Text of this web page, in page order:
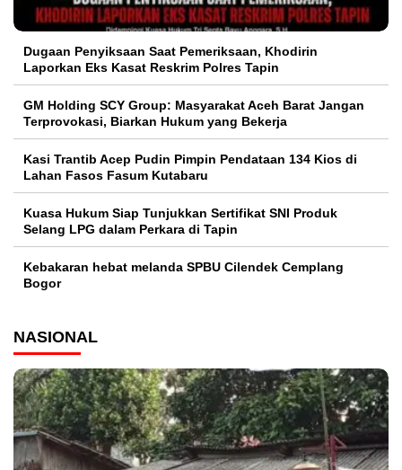
Dugaan Penyiksaan Saat Pemeriksaan, Khodirin
Laporkan Eks Kasat Reskrim Polres Tapin
GM Holding SCY Group: Masyarakat Aceh Barat Jangan
Terprovokasi, Biarkan Hukum yang Bekerja
Kasi Trantib Acep Pudin Pimpin Pendataan 134 Kios di
Lahan Fasos Fasum Kutabaru
Kuasa Hukum Siap Tunjukkan Sertifikat SNI Produk
Selang LPG dalam Perkara di Tapin
Kebakaran hebat melanda SPBU Cilendek Cemplang
Bogor
NASIONAL